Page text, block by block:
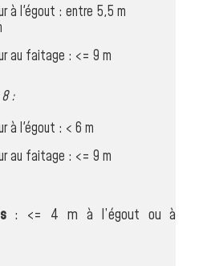
à l'égout : entre 5,5 m
au faitage : <= 9 m
:
à l'égout : < 6 m
au faitage : <= 9 m
: <= 4 m à l’égout ou à